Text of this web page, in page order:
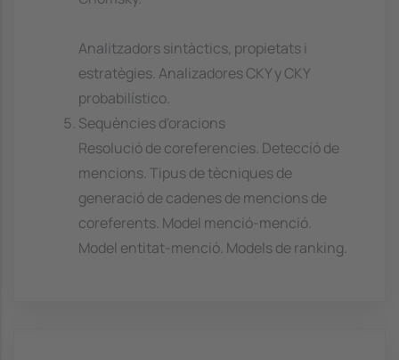
Analitzadors sintàctics, propietats i
estratègies. Analizadores CKY y CKY
probabilístico.
Sequències d'oracions
Resolució de coreferencies. Deteccíó de
mencions. Tipus de tècniques de
generació de cadenes de mencions de
coreferents. Model menció-menció.
Model entitat-menció. Models de ranking.